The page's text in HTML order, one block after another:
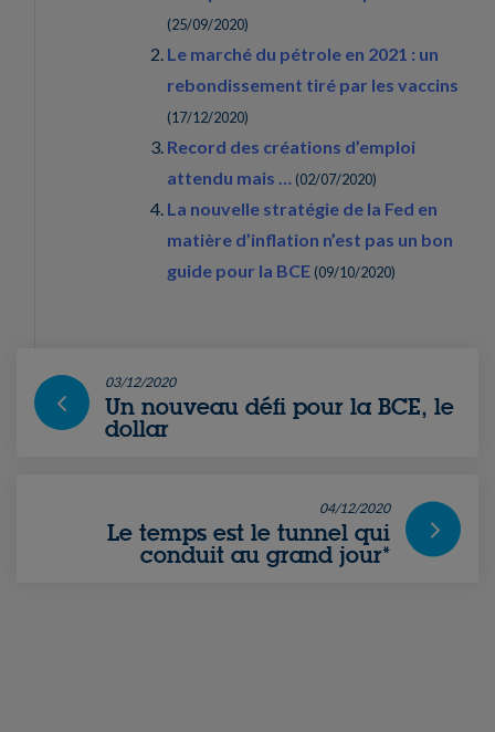
(25/09/2020)
Le marché du pétrole en 2021 : un
rebondissement tiré par les vaccins
(17/12/2020)
Record des créations d’emploi
attendu mais … (02/07/2020)
La nouvelle stratégie de la Fed en
matière d’inflation n’est pas un bon
guide pour la BCE (09/10/2020)
03/12/2020
Un nouveau défi pour la BCE, le
dollar
04/12/2020
Le temps est le tunnel qui
conduit au grand jour*